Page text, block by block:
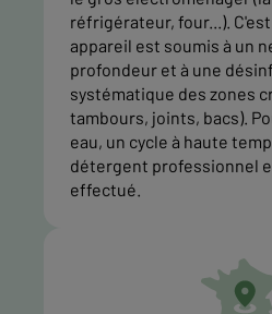
réfrigérateur, four...).
appareil est soumis à un
profondeur et à une
systématique des zones
tambours, joints, bacs).
eau, un cycle à haute
détergent professionnel
effectué.